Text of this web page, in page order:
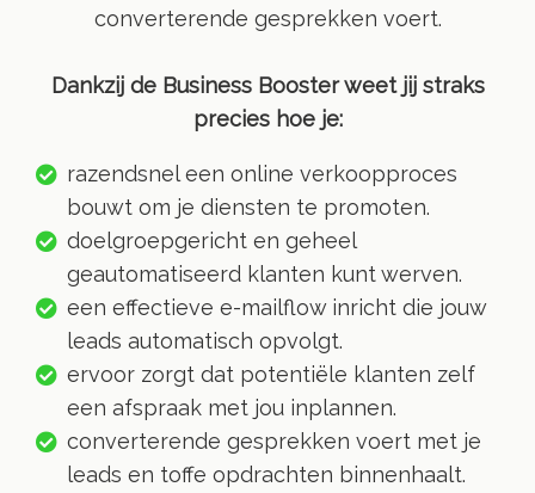
converterende gesprekken voert.
Dankzij de Business Booster weet jij straks
precies hoe je:
razendsnel een online verkoopproces
bouwt om je diensten te promoten.
doelgroepgericht en geheel
geautomatiseerd klanten kunt werven.
een effectieve e-mailflow inricht die jouw
leads automatisch opvolgt.
ervoor zorgt dat potentiële klanten zelf
een afspraak met jou inplannen.
converterende gesprekken voert met je
leads en toffe opdrachten binnenhaalt.